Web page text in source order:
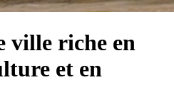
ville riche en
et en